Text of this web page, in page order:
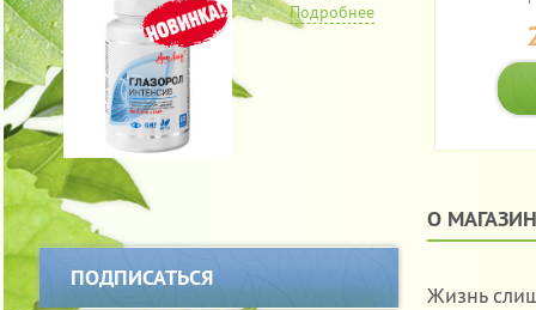
Подробнее
ПОДПИСАТЬСЯ
О
Жизнь